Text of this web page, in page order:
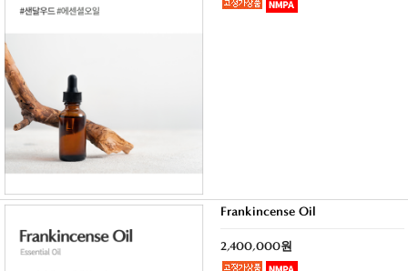
Frankincense Oil
2,400,000원